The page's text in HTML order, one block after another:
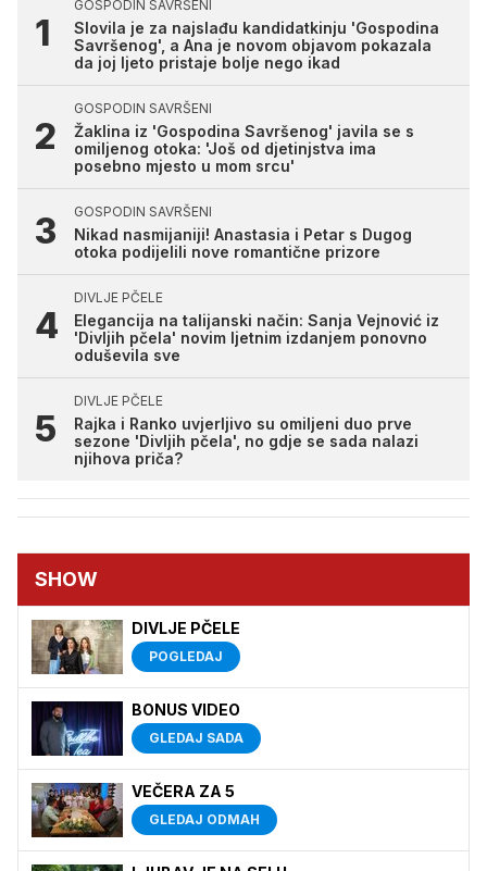
GOSPODIN SAVRŠENI
Slovila je za najslađu kandidatkinju 'Gospodina
Savršenog', a Ana je novom objavom pokazala
da joj ljeto pristaje bolje nego ikad
GOSPODIN SAVRŠENI
Žaklina iz 'Gospodina Savršenog' javila se s
omiljenog otoka: 'Još od djetinjstva ima
posebno mjesto u mom srcu'
GOSPODIN SAVRŠENI
Nikad nasmijaniji! Anastasia i Petar s Dugog
otoka podijelili nove romantične prizore
DIVLJE PČELE
Elegancija na talijanski način: Sanja Vejnović iz
'Divljih pčela' novim ljetnim izdanjem ponovno
oduševila sve
DIVLJE PČELE
Rajka i Ranko uvjerljivo su omiljeni duo prve
sezone 'Divljih pčela', no gdje se sada nalazi
njihova priča?
SHOW
DIVLJE PČELE
POGLEDAJ
BONUS VIDEO
GLEDAJ SADA
VEČERA ZA 5
GLEDAJ ODMAH